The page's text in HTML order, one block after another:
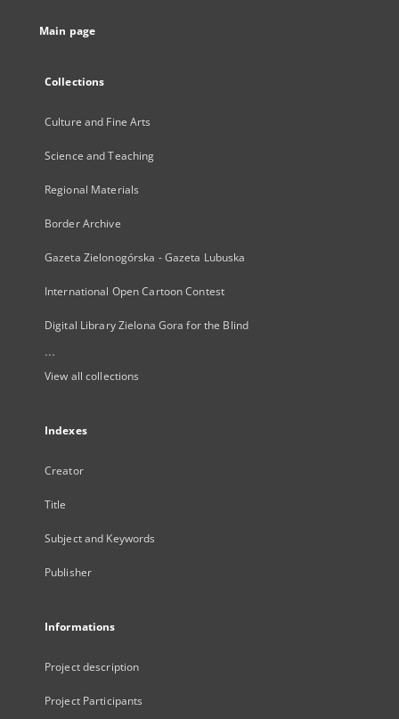
Main page
Collections
Culture and Fine Arts
Science and Teaching
Regional Materials
Border Archive
Gazeta Zielonogórska - Gazeta Lubuska
International Open Cartoon Contest
Digital Library Zielona Gora for the Blind
...
View all collections
Indexes
Creator
Title
Subject and Keywords
Publisher
Informations
Project description
Project Participants